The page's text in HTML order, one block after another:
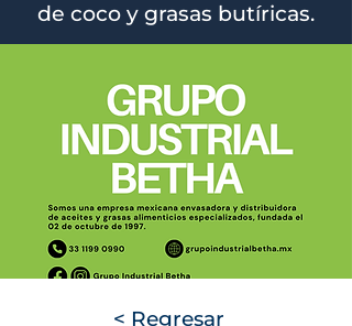
de coco y grasas butíricas.
< Regresar